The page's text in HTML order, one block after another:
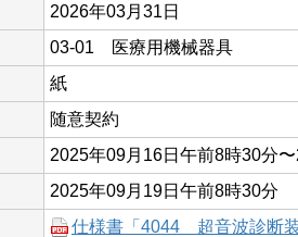
2026年03月31日
03-01 医療用機械器具
紙
随意契約
2025年09月16日午前8時30分
2025年09月19日午前8時30分
仕様書「4044 超音波診断